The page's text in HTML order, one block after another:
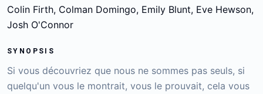
Colin Firth, Colman Domingo, Emily Blunt, Eve Hewson,
Josh O'Connor
SYNOPSIS
Si vous découvriez que nous ne sommes pas seuls, si
quelqu'un vous le montrait, vous le prouvait, cela vous